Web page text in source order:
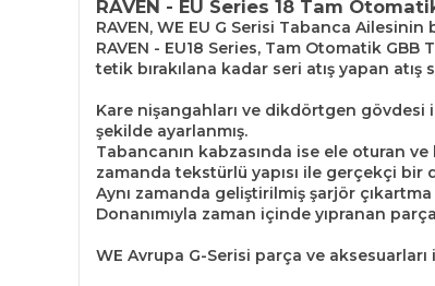
RAVEN - EU Series 18 Tam
RAVEN, WE EU G Serisi Tabanca
RAVEN - EU18 Series, Tam Otomatik
tetik bırakılana kadar seri atış yapan
Kare nişangahları ve dikdörtgen gövdesi
şekilde ayarlanmış.
Tabancanın kabzasında ise ele oturan
zamanda tekstürlü yapısı ile gerçekçi
Aynı zamanda geliştirilmiş şarjör
Donanımıyla zaman içinde yıpranan
WE Avrupa G-Serisi parça ve